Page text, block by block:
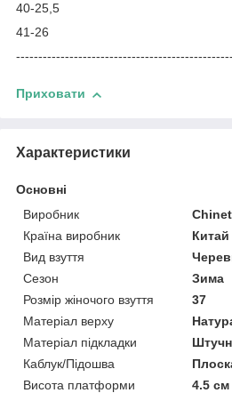
40-25,5
41-26
Приховати
Характеристики
Основні
Виробник
Chinet
Країна виробник
Китай
Вид взуття
Сезон
Зима
Розмір жіночого взуття
37
Матеріал верху
Матеріал підкладки
Каблук/Підошва
Висота платформи
4.5 см